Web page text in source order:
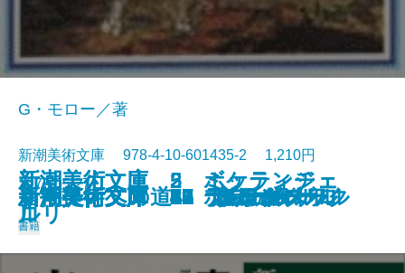
新潮美術文庫 5 ミケランジェ
ロ
新潮美術文庫 43 ブラック
新潮美術文庫 23 クールベ
新潮美術文庫 36 ルドン
新潮美術文庫 3 ラファエルロ
新潮美術文庫 47 シャガール
新潮美術文庫 2 ボッティチェ
ルリ
新潮美術文庫 7 ボス
新潮美術文庫 6 デューラー
新潮美術文庫 35 モロー
G・モロー／著
新潮美術文庫 978-4-10-601435-2 1,210円
1975/05/27
書籍
唐招提寺への道
新潮美術文庫 13 フェルメール
新潮美術文庫 31 ロートレック
新潮美術文庫 8 ブリューゲル
新潮美術文庫 33 ルソー
新潮美術文庫 11 グレコ
新潮美術文庫 17 ターナー
新潮美術文庫 20 ドラクロワ
新潮美術文庫 42 ピカソ
新潮美術文庫 21 コロー